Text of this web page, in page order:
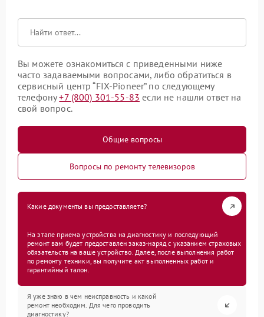
Вы можете ознакомиться с приведенными ниже
часто задаваемыми вопросами, либо обратиться в
сервисный центр “FIX-Pioneer” по следующему
телефону+7 (800) 301-55-83 если не нашли ответ на
свой вопрос.
Общие вопросы
Вопросы по ремонту телевизоров
Какие документы вы предоставляете?
На этапе приема устройства на диагностику и последующий
ремонт вам будет предоставлен заказ-наряд с указанием страховых
обязательств на ваше устройство. Далее, после выполнения работ
по ремонту техники, вы получите акт выполненных работ и
гарантийный талон.
Я уже знаю в чем неисправность и какой
ремонт необходим. Для чего проводить
диагностику?